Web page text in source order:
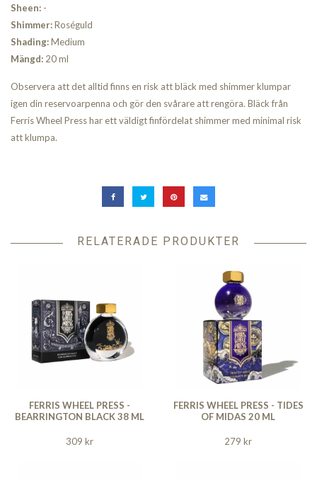
Sheen: -
Shimmer:Roséguld
Shading:Medium
Mängd: 20 ml
Observera att det alltid finns en risk att bläck med shimmer klumpar
igen din reservoarpenna och gör den svårare att rengöra. Bläck från
Ferris Wheel Press har ett väldigt finfördelat shimmer med minimal risk
att klumpa.
RELATERADE PRODUKTER
FERRIS WHEEL PRESS -
BEARRINGTON BLACK 38 ML
309 kr
FERRIS WHEEL PRESS - TIDES
OF MIDAS 20 ML
279 kr